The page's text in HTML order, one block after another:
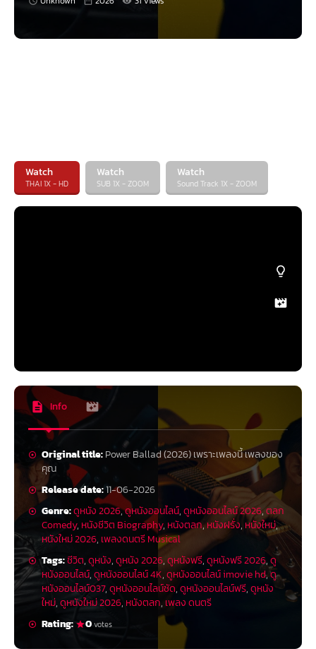
Watch
THAI 1X - HD
Watch
SUB 1X - ZOOM
Watch
Sound Track 1X - ZOOM
Info
Original title:Power Ballad (2026) เพราะเพลงนี้ เพลงของ
คุณ
Release date:11-06-2026
Genre:ดูหนัง 2026,ดูหนังออนไลน์,ดูหนังออนไลน์ 2026,ตลก
Comedy, หนังชีวิต Biography, หนังตลก,หนังฝรั่ง, หนังใหม่,
หนังใหม่ 2026, เพลงดนตรี Musical
Tags:ชีวิต,ดูหนัง,ดูหนัง 2026,ดูหนังฟรี,ดูหนังฟรี 2026,ดู
หนังออนไลน์,ดูหนังออนไลน์ 4K,ดูหนังออนไลน์ imovie hd,ดู
หนังออนไลน์037,ดูหนังออนไลน์ชัด,ดูหนังออนไลน์ฟรี,ดูหนัง
ใหม่,ดูหนังใหม่ 2026, หนังตลก, เพลง ดนตรี
Rating:
0votes